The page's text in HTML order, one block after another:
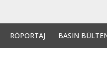
RÖPORTAJ BASIN